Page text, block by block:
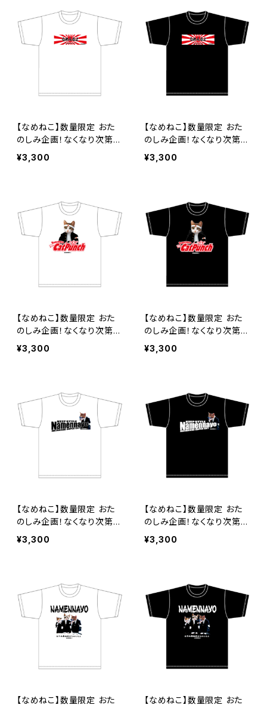
【なめねこ】数量限定 おた
のしみ企画！なくなり次第終
了 なめねこ（なめんなよ）
Tシャツ （White）3
¥3,300
【なめねこ】数量限定 おた
のしみ企画！なくなり次第終
了 なめねこ（なめんなよ）
Tシャツ （Black）3
¥3,300
【なめねこ】数量限定 おた
のしみ企画！なくなり次第終
了 なめねこ（なめんなよ）
Tシャツ （White）4
¥3,300
【なめねこ】数量限定 おた
のしみ企画！なくなり次第終
了 なめねこ（なめんなよ）
Tシャツ （Black）4
¥3,300
【なめねこ】数量限定 おた
のしみ企画！なくなり次第終
了 なめねこ（なめんなよ）
Tシャツ （White）5
¥3,300
【なめねこ】数量限定 おた
のしみ企画！なくなり次第終
了 なめねこ（なめんなよ）
Tシャツ （Black）5
¥3,300
【なめねこ】数量限定 おた
【なめねこ】数量限定 おた